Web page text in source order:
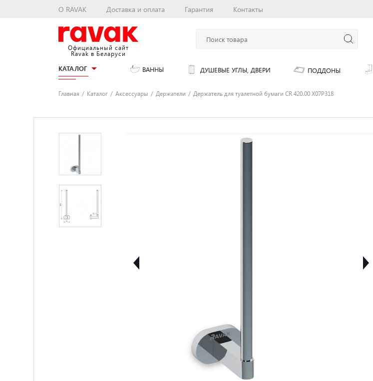
О RAVAK Доставка и оплата Гарантия Контакты
Официальный сайт
Ravak в Беларуси
КАТАЛОГ ВАННЫ ДУШЕВЫЕ УГЛЫ, ДВЕРИ ПОДДОНЫ
Главная Каталог Аксессуары Держатели Держатель для туалетной бумаги CR 420.00 X07P318